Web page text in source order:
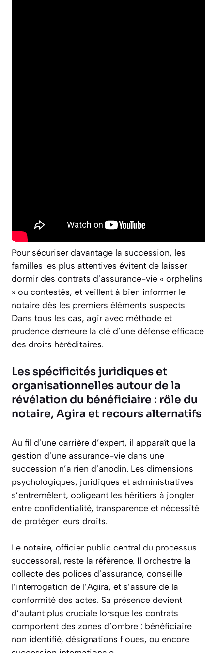
Pour sécuriser davantage la succession, les
familles les plus attentives évitent de laisser
dormir des contrats d’assurance-vie « orphelins
» ou contestés, et veillent à bien informer le
notaire dès les premiers éléments suspects.
Dans tous les cas, agir avec méthode et
prudence demeure la clé d’une défense efficace
des droits héréditaires.
Les spécificités juridiques et
organisationnelles autour de la
révélation du bénéficiaire : rôle du
notaire, Agira et recours alternatifs
Au fil d’une carrière d’expert, il apparaît que la
gestion d’une assurance-vie dans une
succession n’a rien d’anodin. Les dimensions
psychologiques, juridiques et administratives
s’entremêlent, obligeant les héritiers à jongler
entre confidentialité, transparence et nécessité
de protéger leurs droits.
Le notaire, officier public central du processus
successoral, reste la référence. Il orchestre la
collecte des polices d’assurance, conseille
l’interrogation de l’Agira, et s’assure de la
conformité des actes. Sa présence devient
d’autant plus cruciale lorsque les contrats
comportent des zones d’ombre : bénéficiaire
non identifié, désignations floues, ou encore